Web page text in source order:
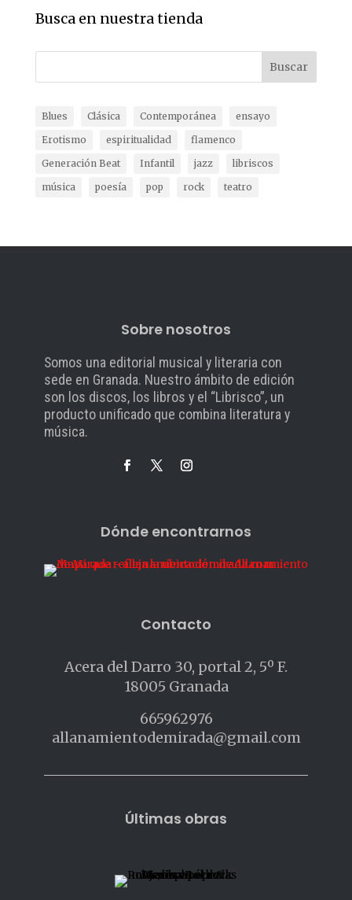
Busca en nuestra tienda
Buscar
Blues Clásica Contemporánea
ensayo
Erotismo
espiritualidad
flamenco
Generación Beat
Infantil jazz
libriscos
música
poesía pop rock teatro
Sobre nosotros
Somos una editorial musical y literaria con
sede en Granada. Nuestro ámbito de edición
son los discos, los libros y el “Librisco”, un
producto unificado que combina literatura y
música.
Dónde encontrarnos
Contacto
Acera del Darro 30, portal 2, 5º F.
18005 Granada
665962976
allanamientodemirada@gmail.com
Últimas obras